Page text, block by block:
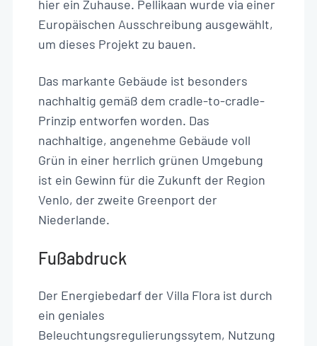
hier ein Zuhause. Pellikaan wurde via einer
Europäischen Ausschreibung ausgewählt,
um dieses Projekt zu bauen.
Das markante Gebäude ist besonders
nachhaltig gemäß dem cradle-to-cradle-
Prinzip entworfen worden. Das
nachhaltige, angenehme Gebäude voll
Grün in einer herrlich grünen Umgebung
ist ein Gewinn für die Zukunft der Region
Venlo, der zweite Greenport der
Niederlande.
Fußabdruck
Der Energiebedarf der Villa Flora ist durch
ein geniales
Beleuchtungsregulierungssytem, Nutzung